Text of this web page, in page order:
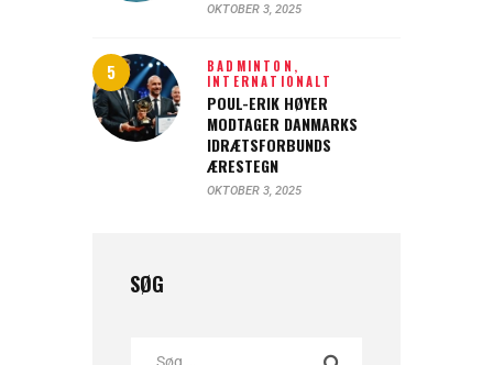
OKTOBER 3, 2025
BADMINTON,
INTERNATIONALT
POUL-ERIK HØYER
MODTAGER DANMARKS
IDRÆTSFORBUNDS
ÆRESTEGN
OKTOBER 3, 2025
SØG